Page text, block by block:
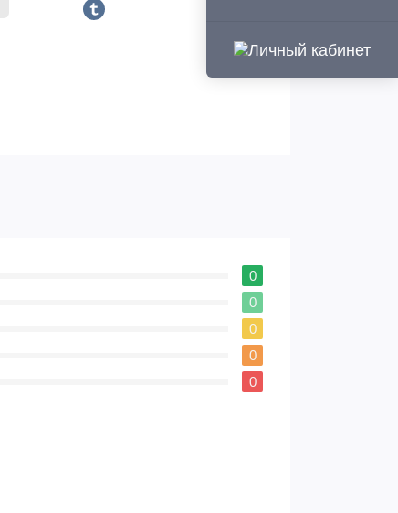
0
0
0
0
0